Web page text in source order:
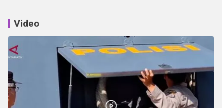
Video